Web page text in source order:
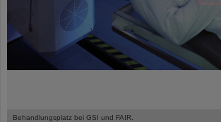
Behandlungsplatz bei GSI und FAIR.